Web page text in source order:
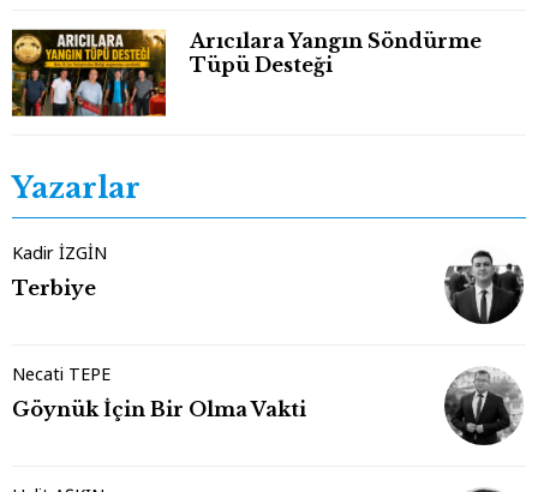
Arıcılara Yangın Söndürme
Tüpü Desteği
Yazarlar
Kadir İZGİN
Terbiye
Necati TEPE
Göynük İçin Bir Olma Vakti